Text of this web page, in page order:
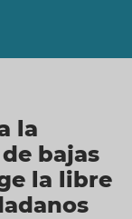
la
bajas
la libre